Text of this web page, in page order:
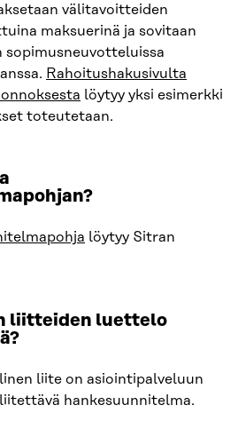
välitavoitteiden
maksuerinä ja sovitaan
sopimusneuvotteluissa
Rahoitushakusivulta
löytyy yksi esimerkki
toteutetaan.
löytyy Sitran
liitteiden luettelo
liite on asiointipalveluun
hankesuunnitelma.